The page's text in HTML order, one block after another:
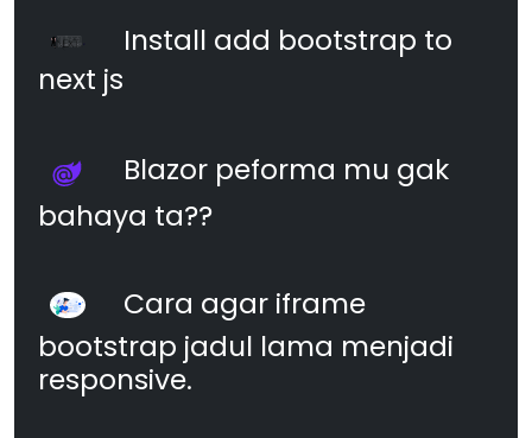
Install add bootstrap to
next js
Blazor peforma mu gak
bahaya ta??
Cara agar iframe
bootstrap jadul lama menjadi
responsive.